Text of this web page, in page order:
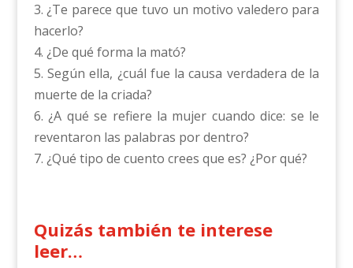
3. ¿Te parece que tuvo un motivo valedero para
hacerlo?
4. ¿De qué forma la mató?
5. Según ella, ¿cuál fue la causa verdadera de la
muerte de la criada?
6. ¿A qué se refiere la mujer cuando dice: se le
reventaron las palabras por dentro?
7. ¿Qué tipo de cuento crees que es? ¿Por qué?
Quizás también te interese
leer…